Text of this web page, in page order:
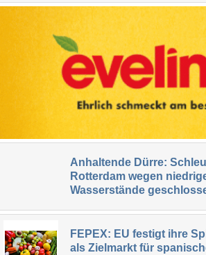
Anhaltende Dürre:
Rotterdam wegen
Wasserstände
FEPEX: EU festigt ihre
als Zielmarkt für